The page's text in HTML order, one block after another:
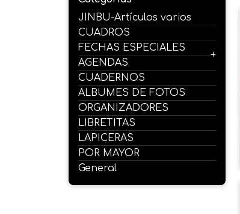
JINBU-Artículos varios
CUADROS
FECHAS ESPECIALES
AGENDAS
CUADERNOS
ALBUMES DE FOTOS
ORGANIZADORES
LIBRETITAS
LAPICERAS
POR MAYOR
General